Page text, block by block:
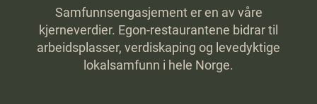
Samfunnsengasjement er en av våre
kjerneverdier. Egon-restaurantene bidrar til
arbeidsplasser, verdiskaping og levedyktige
lokalsamfunn i hele Norge.